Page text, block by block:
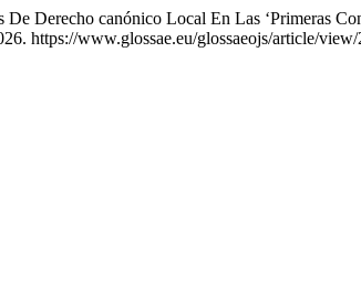
Derecho canónico Local En Las ‘Primeras
https://www.glossae.eu/glossaeojs/article/view/